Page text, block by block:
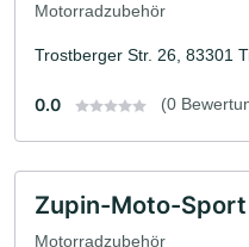
Motorradzubehör
Trostberger Str. 26, 83301
0.0 (0
Zupin-Moto-Sport
Motorradzubehör